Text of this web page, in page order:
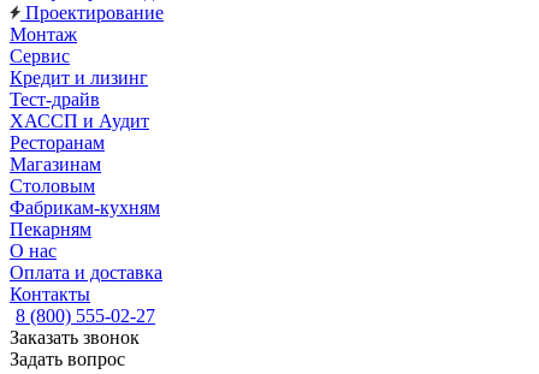
Проектирование
Монтаж
Сервис
Кредит и лизинг
Тест-драйв
ХАССП и Аудит
Ресторанам
Магазинам
Столовым
Фабрикам-кухням
Пекарням
О нас
Оплата и доставка
Контакты
8 (800) 555-02-27
Заказать звонок
Задать вопрос